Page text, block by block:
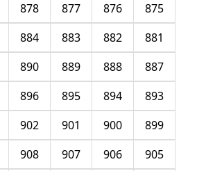
875
876
877
878
881
882
883
884
887
888
889
890
893
894
895
896
899
900
901
902
905
906
907
908